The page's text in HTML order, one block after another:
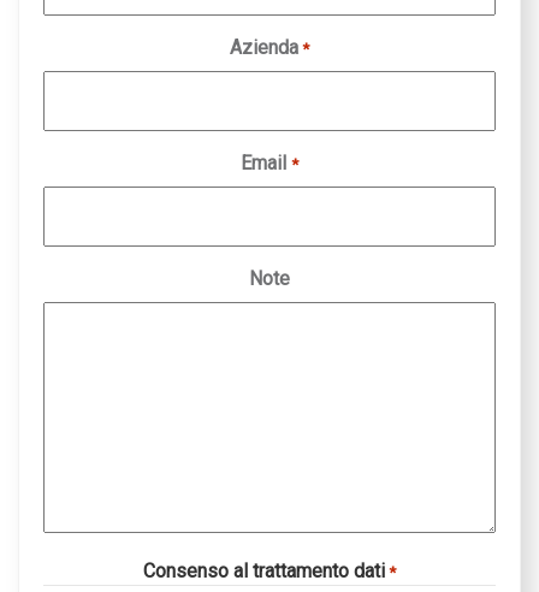
Azienda *
Email *
Note
Consenso al trattamento dati *